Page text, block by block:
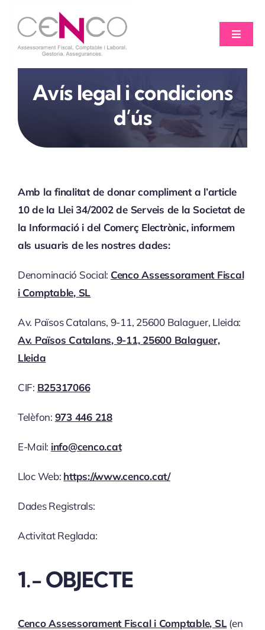
content
Toggle
Inici
Serveis
Assessoria Online
Català
Avís legal i condicions
d’ús
Amb la finalitat de donar compliment a l’article
10 de la Llei 34/2002 de Serveis de la Societat de
la Informació i del Comerç Electrònic, informem
als usuaris de les nostres dades:
Denominació Social: Cenco Assessorament Fiscal
i Comptable, SL
Av. Països Catalans, 9-11, 25600 Balaguer, Lleida:
Av. Països Catalans, 9-11, 25600 Balaguer,
Lleida
CIF: B25317066
Telèfon: 973 446 218
E-Mail: info@cenco.cat
Lloc Web: https://www.cenco.cat/
Dades Registrals:
Activitat Reglada:
1.- OBJECTE
Cenco Assessorament Fiscal i Comptable, SL(en